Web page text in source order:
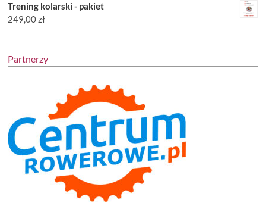
Trening kolarski - pakiet
249,00zł
Partnerzy